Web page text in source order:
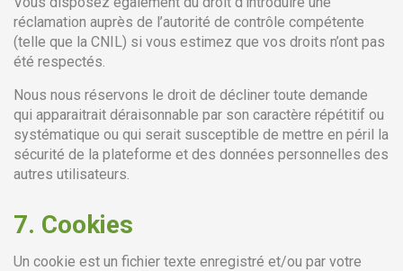
réclamation auprès de l’autorité de contrôle compétente
(telle que la CNIL) si vous estimez que vos droits n’ont pas
été respectés.
Nous nous réservons le droit de décliner toute demande
qui apparaitrait déraisonnable par son caractère répétitif ou
systématique ou qui serait susceptible de mettre en péril la
sécurité de la plateforme et des données personnelles des
autres utilisateurs.
7. Cookies
Un cookie est un fichier texte enregistré et/ou par votre